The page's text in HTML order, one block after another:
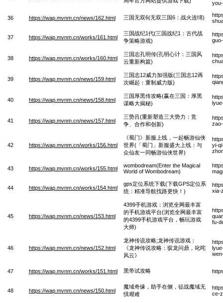
36 https://wap.mvnm.cn/news/162.html 三国无双6(无双三国6：战火连绵)
37 https://wap.mvnm.cn/works/161.html
三国战纪1代(三国战纪1：古代战
争策略游戏)
38 https://wap.mvnm.cn/works/160.html
三国志孔明传(孔明心计：三国风
云重新构篇)
39 https://wap.mvnm.cn/news/159.html
三国志12威力加强版(三国志12再
次崛起：重制威力版)
40 https://wap.mvnm.cn/news/158.html
三国厚黑传攻略(赢在三国：厚黑
谋略大揭秘)
41 https://wap.mvnm.cn/news/157.html
三势吕(重新塑造三大势力：竞
争、合作和创新)
42 https://wap.mvnm.cn/works/156.html
《蜀门》新服上线，一起畅游仙侠
世界(「蜀门」新服盛大上线：与
众仙友一同畅游仙侠世界)
yi-
43 https://wap.mvnm.cn/works/155.html
wombodream(Enter the Magical
World of Wombodream)
44 https://wap.mvnm.cn/works/154.html
gps定位系统下载(下载GPS定位系
统：精准导航找路更快！)
xia-
45 https://wap.mvnm.cn/news/153.html
4399手机游戏：浏览全网最丰富
的手机游戏平台(浏览全网最丰富
的4399手机游戏平台，畅玩游戏
大师)
fu-
46 https://wap.mvnm.cn/news/152.html
龙神传说攻略;龙神传说游戏：
《龙神传说攻略：驭龙问鼎，叱咤
风云》
47 https://wap.mvnm.cn/works/151.html 黑帝试攻略
48 https://wap.mvnm.cn/news/150.html
魔域奇缘，助手在侧，征战魔域无
惧艰难
ce-